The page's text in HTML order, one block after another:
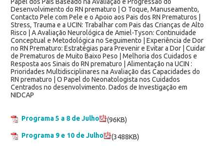
Desenvolvimento do RN prematuro | O Toque, Manuseamento,
Contacto Pele com Pele e o Apoio aos Pais dos RN Prematuros |
Stress, Trauma e a UCIN: Trabalhar com Pais das Crianças de Alto
Risco | A Avaliação Neurológica de Amiel-Tyson: Continuidade
Conceptual e Metodológica no Seguimento | Experiência de Dor
no RN Prematuro: Estratégias para Prevenir e Evitar a Dor | Cuidar
de Prematuros de Muito Baixo Peso | Melhoria dos Cuidados e
Resposta aos Sinais do RN prematuro | Alimentação na UCIN :
Prioridades Multidisciplinares na Avaliação das Capacidades do
RN prematuro | O Papel do Neonatologista nos Cuidados
Centrados no desenvolvimento. Dados de Investigação em
NIDCAP
Programa 5 a 8 de Julho
(96KB)
Programa 9 e 10 de Julho
(3488KB)